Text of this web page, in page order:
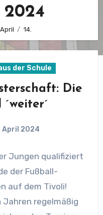
2024
April 14.
der Schule
Die
April 2024
Jungen qualifiziert
der Fußball-
auf dem Tivoli!
Jahren regelmäßig